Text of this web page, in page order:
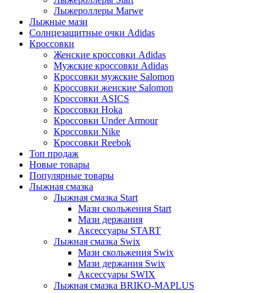
Лыжероллеры Marwe
Лыжные мази
Солнцезащитные очки Adidas
Кроссовки
Женские кроссовки Adidas
Мужские кроссовки Adidas
Кроссовки мужские Salomon
Кроссовки женские Salomon
Кроссовки ASICS
Кроссовки Hoka
Кроссовки Under Armour
Кроссовки Nike
Кроссовки Reebok
Топ продаж
Новые товары
Популярные товары
Лыжная смазка
Лыжная смазка Start
Мази скольжения Start
Мази держания
Аксессуары START
Лыжная смазка Swix
Мази скольжения Swix
Мази держания Swix
Аксессуары SWIX
Лыжная смазка BRIKO-MAPLUS